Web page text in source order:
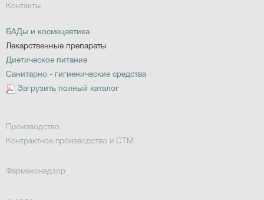
Контакты
БАДы и космецевтика
Лекарственные препараты
Диетическое питание
Санитарно - гигиенические средства
Загрузить полный каталог
Производство
Контрактное производство и СТМ
Фармаконадзор